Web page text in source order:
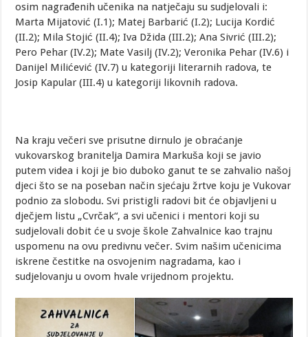
osim nagrađenih učenika na natječaju su sudjelovali i:
Marta Mijatović (I.1); Matej Barbarić (I.2); Lucija Kordić
(II.2); Mila Stojić (II.4); Iva Džida (III.2); Ana Sivrić (III.2);
Pero Pehar (IV.2); Mate Vasilj (IV.2); Veronika Pehar (IV.6) i
Danijel Milićević (IV.7) u kategoriji literarnih radova, te
Josip Kapular (III.4) u kategoriji likovnih radova.
Na kraju večeri sve prisutne dirnulo je obraćanje
vukovarskog branitelja Damira Markuša koji se javio
putem videa i koji je bio duboko ganut te se zahvalio našoj
djeci što se na poseban način sjećaju žrtve koju je Vukovar
podnio za slobodu. Svi pristigli radovi bit će objavljeni u
dječjem listu „Cvrčak“, a svi učenici i mentori koji su
sudjelovali dobit će u svoje škole Zahvalnice kao trajnu
uspomenu na ovu predivnu večer. Svim našim učenicima
iskrene čestitke na osvojenim nagradama, kao i
sudjelovanju u ovom hvale vrijednom projektu.